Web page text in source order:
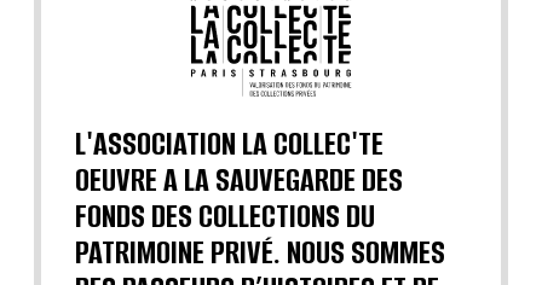
L'ASSOCIATION LA COLLEC'TE
OEUVRE A LA SAUVEGARDE DES
FONDS DES COLLECTIONS DU
PATRIMOINE PRIVÉ. NOUS SOMMES